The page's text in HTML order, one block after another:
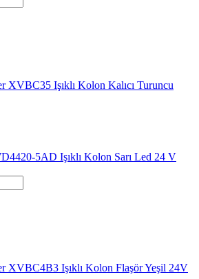
XVBC35 Işıklı Kolon Kalıcı Turuncu
5AD Işıklı Kolon Sarı Led 24 V
XVBC4B3 Işıklı Kolon Flaşör Yeşil 24V